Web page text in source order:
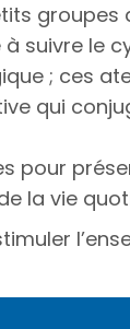
groupes
suivre le
; ces
qui
pour
la vie